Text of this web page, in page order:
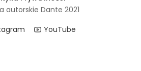
autorskie Dante 2021
YouTube